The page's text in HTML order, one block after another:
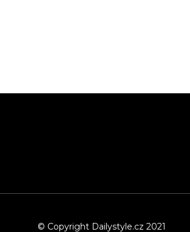
© Copyright Dailystyle.cz 2021